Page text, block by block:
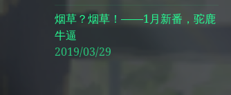
烟草？烟草！——1月新番，驼鹿
牛逼
2019/03/29